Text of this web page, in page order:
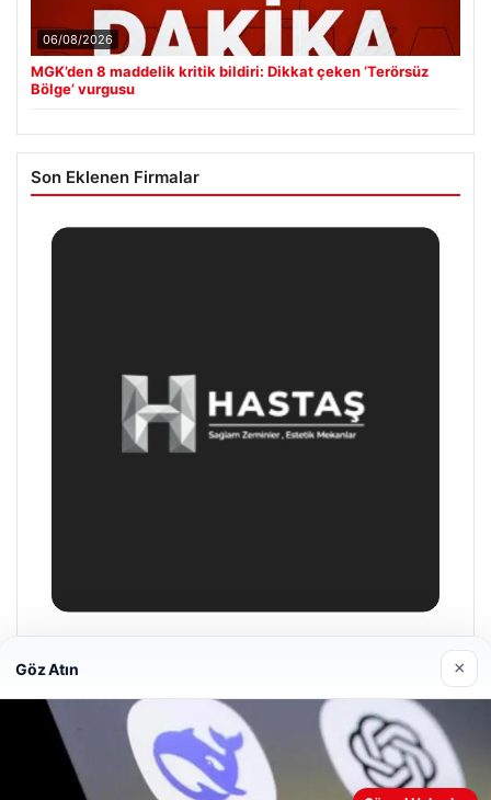
06/08/2026
MGK’den 8 maddelik kritik bildiri: Dikkat çeken ‘Terörsüz
Bölge’ vurgusu
Son Eklenen Firmalar
Hastaş Beton
Göz Atın ×